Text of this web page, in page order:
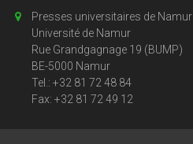
Presses universitaires de Namur
Université de Namur
Rue Grandgagnage 19 (BUMP)
BE-5000 Namur
Tel.: +32 81 72 48 84
Fax: +32 81 72 49 12